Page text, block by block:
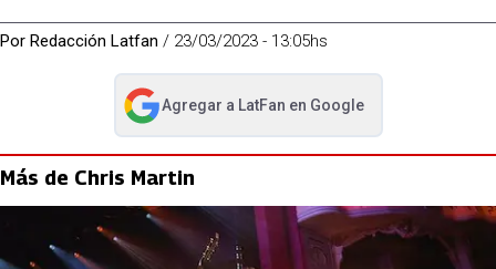
Por Redacción Latfan / 23/03/2023 - 13:05hs
Agregar a LatFan en Google
abre en nueva pestaña
Más de Chris Martin